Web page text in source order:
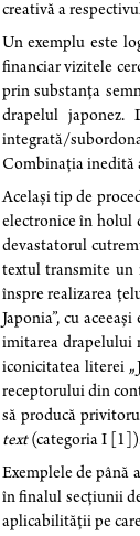
creativă a
Un exemplu este
financiar vizitele
prin substanța
drapelul japonez.
integrată/
Combinația inedită
Același tip de
electronice în holul
devastatorul
textul transmite un
înspre realizarea
Japonia”, cu
imitarea drapelului
iconicitatea literei
receptorului din
să producă
text(categoria I
Exemplele de până
în finalul secțiunii
aplicabilității pe